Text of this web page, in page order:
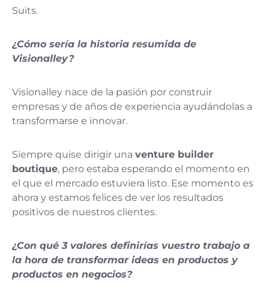
Suits.
¿Cómo sería la historia resumida de
Visionalley?
Visionalley nace de la pasión por construir
empresas y de años de experiencia ayudándolas a
transformarse e innovar.
Siempre quise dirigir una venture builder
boutique, pero estaba esperando el momento en
el que el mercado estuviera listo. Ese momento es
ahora y estamos felices de ver los resultados
positivos de nuestros clientes.
¿Con qué 3 valores definirías vuestro trabajo a
la hora de transformar ideas en productos y
productos en negocios?